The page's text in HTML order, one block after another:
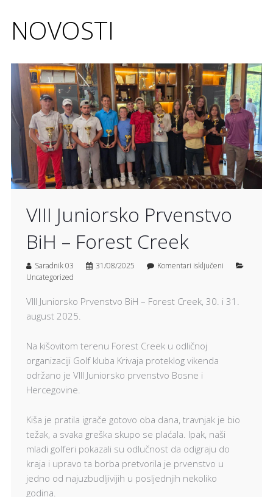
NOVOSTI
VIII Juniorsko Prvenstvo
BiH – Forest Creek
Saradnik 03 31/08/2025
Komentari isključeni
Uncategorized
VIII Juniorsko Prvenstvo BiH – Forest Creek, 30. i 31.
august 2025.
Na kišovitom terenu Forest Creek u odličnoj
organizaciji Golf kluba Krivaja proteklog vikenda
održano je VIII Juniorsko prvenstvo Bosne i
Hercegovine.
Kiša je pratila igrače gotovo oba dana, travnjak je bio
težak, a svaka greška skupo se plaćala. Ipak, naši
mladi golferi pokazali su odlučnost da odigraju do
kraja i upravo ta borba pretvorila je prvenstvo u
jedno od najuzbudljivijih u posljednjih nekoliko
godina.